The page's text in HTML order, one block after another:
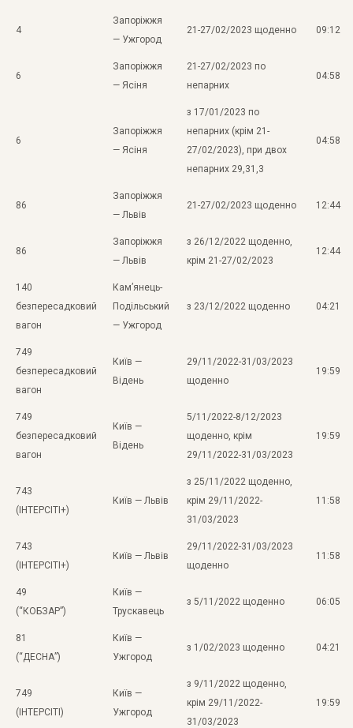
4
Запоріжжя
— Ужгород
21-27/02/2023 щоденно 09:12
6
Запоріжжя
— Ясіня
21-27/02/2023 по
непарних
04:58
6
Запоріжжя
— Ясіня
з 17/01/2023 по
непарних (крім 21-
27/02/2023), при двох
непарних 29,31,3
04:58
86
Запоріжжя
— Львів
21-27/02/2023 щоденно 12:44
86
Запоріжжя
— Львів
з 26/12/2022 щоденно,
крім 21-27/02/2023
12:44
140
безпересадковий
вагон
Кам’янець-
Подільський
— Ужгород
з 23/12/2022 щоденно 04:21
749
безпересадковий
вагон
Київ —
Відень
29/11/2022-31/03/2023
щоденно
19:59
749
безпересадковий
вагон
Київ —
Відень
5/11/2022-8/12/2023
щоденно, крім
29/11/2022-31/03/2023
19:59
743
(ІНТЕРСІТІ+)
Київ — Львів
з 25/11/2022 щоденно,
крім 29/11/2022-
31/03/2023
11:58
743
(ІНТЕРСІТІ+)
Київ — Львів
29/11/2022-31/03/2023
щоденно
11:58
49
(“КОБЗАР”)
Київ —
Трускавець
з 5/11/2022 щоденно 06:05
81
(“ДЕСНА”)
Київ —
Ужгород
з 1/02/2023 щоденно 04:21
749
(ІНТЕРСІТІ)
Київ —
Ужгород
з 9/11/2022 щоденно,
крім 29/11/2022-
31/03/2023
19:59